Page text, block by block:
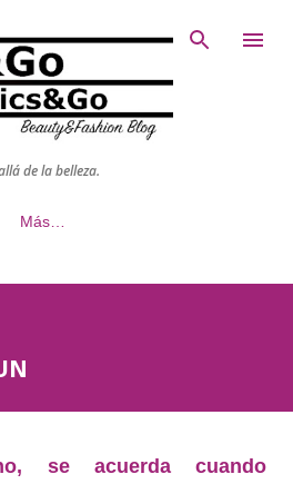
de la belleza.
Más…
se acuerda cuando